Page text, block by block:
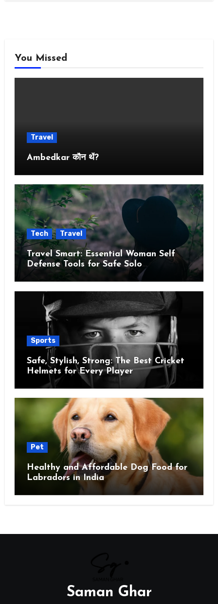
You Missed
Travel
Ambedkar कौन थें?
Tech Travel
Travel Smart: Essential Woman Self
Defense Tools for Safe Solo
Adventures
Sports
Safe, Stylish, Strong: The Best Cricket
Helmets for Every Player
Pet
Healthy and Affordable Dog Food for
Labradors in India
Saman Ghar